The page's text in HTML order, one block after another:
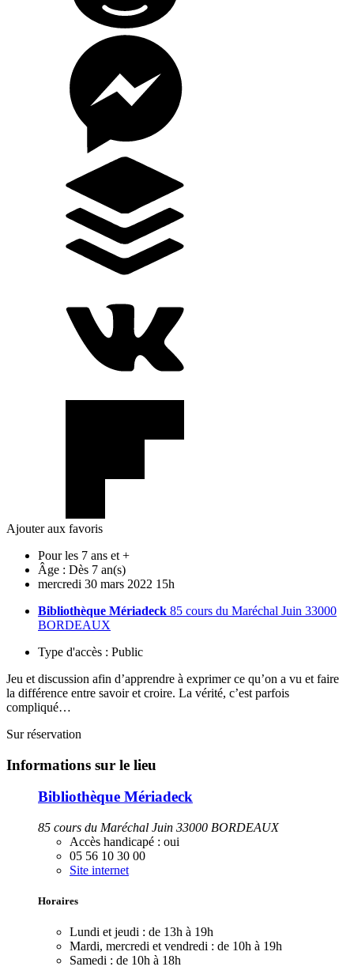
Ajouter aux favoris
Pour les 7 ans et +
Âge : Dès 7 an(s)
mercredi 30 mars 2022 15h
Bibliothèque Mériadeck 85 cours du Maréchal Juin 33000
BORDEAUX
Type d'accès : Public
Jeu et discussion afin d’apprendre à exprimer ce qu’on a vu et faire
la différence entre savoir et croire. La vérité, c’est parfois
compliqué…
Sur réservation
Informations sur le lieu
Bibliothèque Mériadeck
85 cours du Maréchal Juin 33000 BORDEAUX
Accès handicapé : oui
05 56 10 30 00
Site internet
Horaires
Lundi et jeudi : de 13h à 19h
Mardi, mercredi et vendredi : de 10h à 19h
Samedi : de 10h à 18h